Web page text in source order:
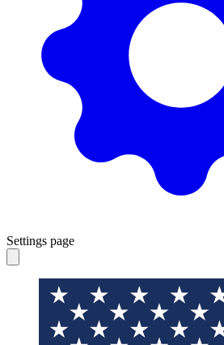
Settings page